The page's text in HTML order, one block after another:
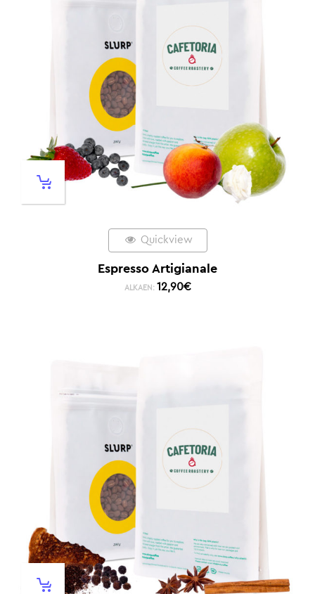
Quickview
Espresso Artigianale
ALKAEN: 12,90€